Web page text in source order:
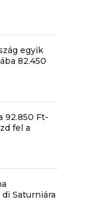
egyik
82.450
92.850 Ft-
fel a
Saturniára